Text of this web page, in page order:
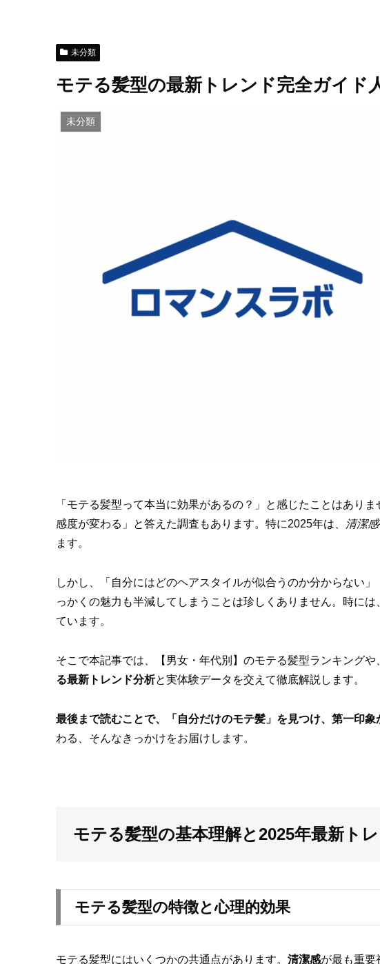
未分類
モテる髪型の最新トレンド完全ガイ
未分類
「モテる髪型って本当に効果があるの？」と感じたことはあり
感度が変わる」と答えた調査もあります。特に2025年は、
清潔感
ます。
しかし、「自分にはどのヘアスタイルが似合うのか分からない
っかくの魅力も半減してしまうことは珍しくありません。時に
ています。
そこで本記事では、【男女・年代別】のモテる髪型ランキング
る最新トレンド分析と実体験データを交えて徹底解説します。
最後まで読むことで、「自分だけのモテ髪」を見つけ、第一印
わる、そんなきっかけをお届けします。
モテる髪型の基本理解と2025年最新ト
モテる髪型の特徴と心理的効果
モテる髪型にはいくつかの共通点があります。 清潔感が最も重要